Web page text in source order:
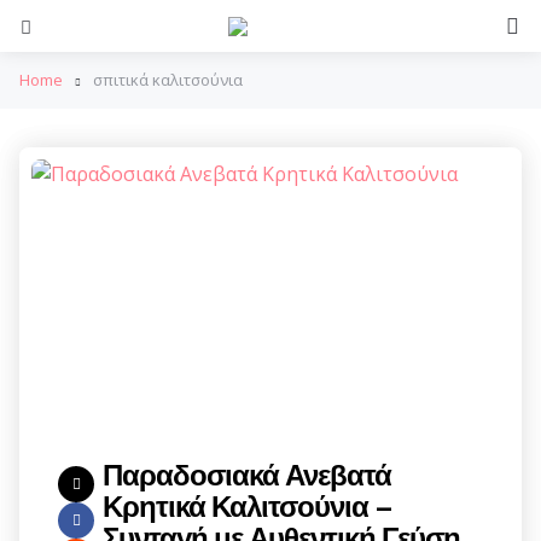
Home σπιτικά καλιτσούνια
Παραδοσιακά Ανεβατά
Κρητικά Καλιτσούνια –